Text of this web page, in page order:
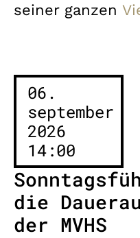
seiner ganzen
06.
september
2026
14:00
die
der MVHS